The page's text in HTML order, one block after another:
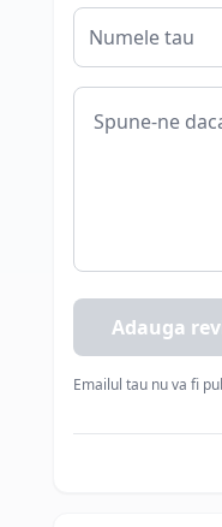
Adauga
Emailul tau nu va fi